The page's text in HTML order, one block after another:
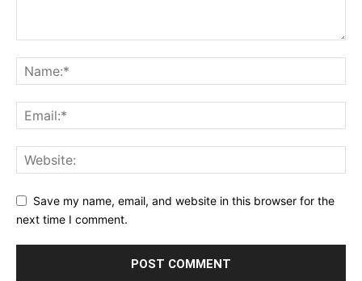
Save my name, email, and website in this browser for the
next time I comment.